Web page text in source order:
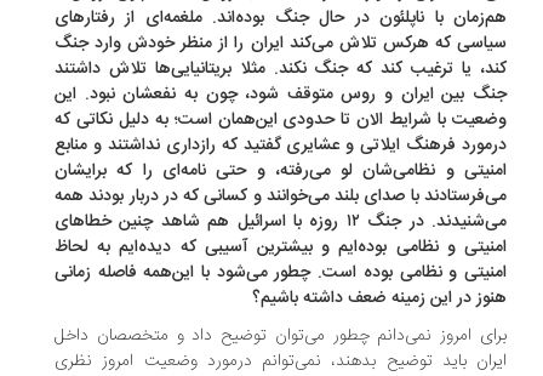
با ناپلئون در حال جنگ بوده‌اند. ملغمه‌ای از رفتارهای
که هرکس تلاش می‌کند ایران را از منظر خودش وارد جنگ
یا ترغیب کند که جنگ نکند. مثلا بریتانیایی‌ها تلاش داشتند
بین ایران و روس متوقف شود، چون به نفعشان نبود. این
با شرایط الان تا حدودی این‌همان است؛ به دلیل نکاتی که
فرهنگ ایلاتی و عشایری گفتید که رازداری نداشتند و منابع
و نظامی‌شان لو می‌رفته، و حتی نامه‌ای را که برایشان
با صدای بلند می‌خوانند و کسانی که در دربار بودند همه
می‌شنیدند. در جنگ ۱۲ روزه با اسرائیل هم شاهد چنین خطاهای
و نظامی بوده‌ایم و بیشترین آسیبی که دیده‌ایم به لحاظ
و نظامی بوده است. چطور می‌شود با این‌همه فاصله زمانی
در این زمینه ضعف داشته باشیم؟
امروز نمی‌دانم چطور می‌توان توضیح داد و متخصصان داخل
باید توضیح بدهند، نمی‌توانم درمورد وضعیت امروز نظری